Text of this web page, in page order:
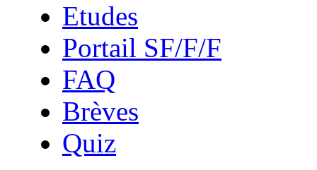
Etudes
Portail SF/F/F
FAQ
Brèves
Quiz